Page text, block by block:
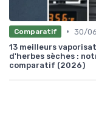
Comparatif • 30/
13 meilleurs
d'herbes sèches :
comparatif (2026)